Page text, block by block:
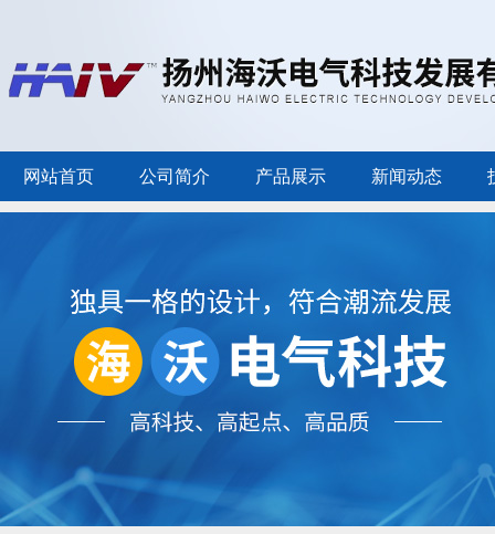
网站首页 公司简介 产品展示 新闻动态